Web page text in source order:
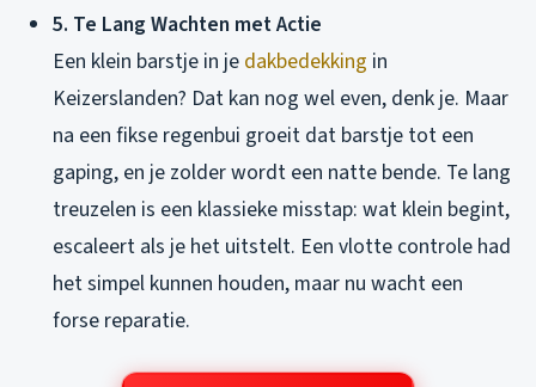
5. Te Lang Wachten met Actie
Een klein barstje in je dakbedekking in
Keizerslanden? Dat kan nog wel even, denk je. Maar
na een fikse regenbui groeit dat barstje tot een
gaping, en je zolder wordt een natte bende. Te lang
treuzelen is een klassieke misstap: wat klein begint,
escaleert als je het uitstelt. Een vlotte controle had
het simpel kunnen houden, maar nu wacht een
forse reparatie.